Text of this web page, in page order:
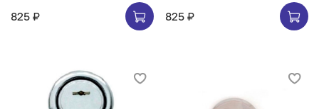
825 ₽
825 ₽